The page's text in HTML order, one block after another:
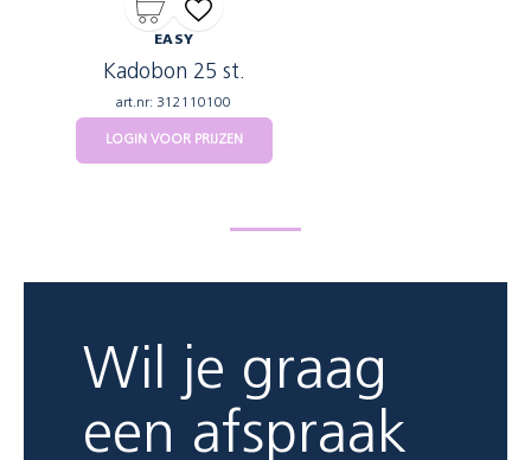
EASY
Kadobon 25 st.
art.nr: 312110100
LOGIN VOOR PRIJZEN
Wil je graag
een afspraak